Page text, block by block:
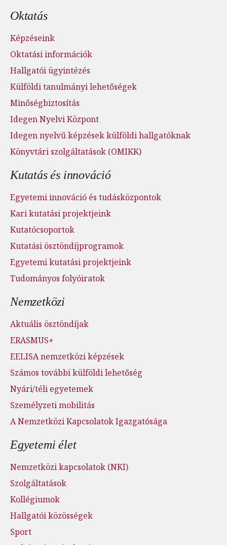
Oktatás
Képzéseink
Oktatási információk
Hallgatói ügyintézés
Külföldi tanulmányi lehetőségek
Minőségbiztosítás
Idegen Nyelvi Központ
Idegen nyelvű képzések külföldi hallgatóknak
Könyvtári szolgáltatások (OMIKK)
Kutatás és innováció
Egyetemi innováció és tudásközpontok
Kari kutatási projektjeink
Kutatócsoportok
Kutatási ösztöndíjprogramok
Egyetemi kutatási projektjeink
Tudományos folyóiratok
Nemzetközi
Aktuális ösztöndíjak
ERASMUS+
EELISA nemzetközi képzések
Számos további külföldi lehetőség
Nyári/téli egyetemek
Személyzeti mobilitás
A Nemzetközi Kapcsolatok Igazgatósága
Egyetemi élet
Nemzetközi kapcsolatok (NKI)
Szolgáltatások
Kollégiumok
Hallgatói közösségek
Sport